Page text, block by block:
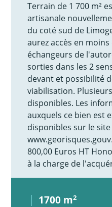
Terrain de 1 700 m²
artisanale
du coté sud de
aurez accès en
échangeurs de
sorties dans les 2
devant et possibilité
viabilisation.
disponibles. Les
auxquels ce bien est
disponibles sur le
800,00 Euros HT
à la charge de
1700 m2